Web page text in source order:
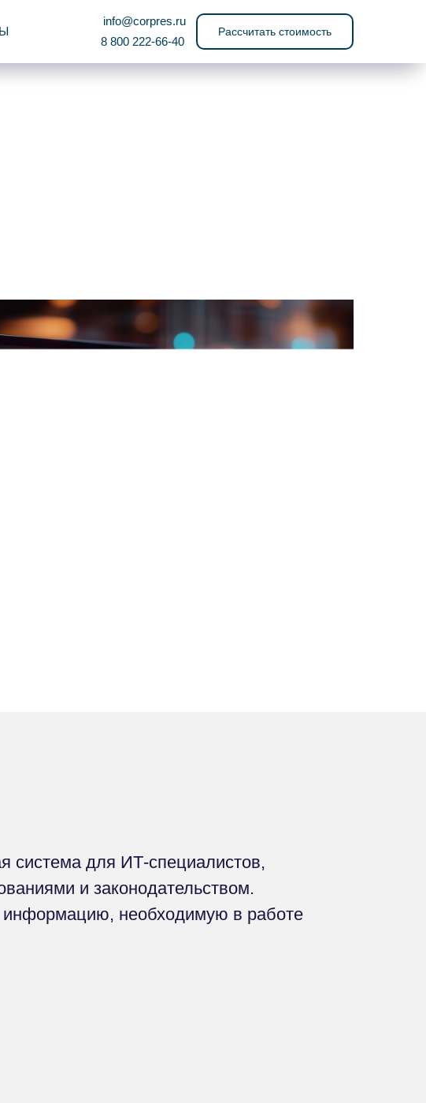
8 800 222-66-40
info@corpres.ru
Рассчитать стоимость
система для ИТ-специалистов,
и законодательством.
информацию, необходимую в работе